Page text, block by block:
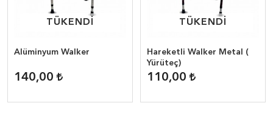
TÜKENDİ
TÜKENDİ
Alüminyum Walker
140,00
TÜKENDİ
TÜKENDİ
Hareketli Walker Metal (
Yürüteç)
110,00